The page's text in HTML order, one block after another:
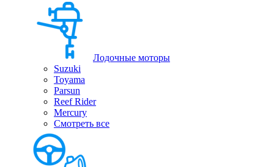
Лодочные моторы
Suzuki
Toyama
Parsun
Reef Rider
Mercury
Смотреть все